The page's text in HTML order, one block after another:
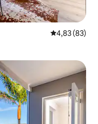
Средна
4,83 (83)